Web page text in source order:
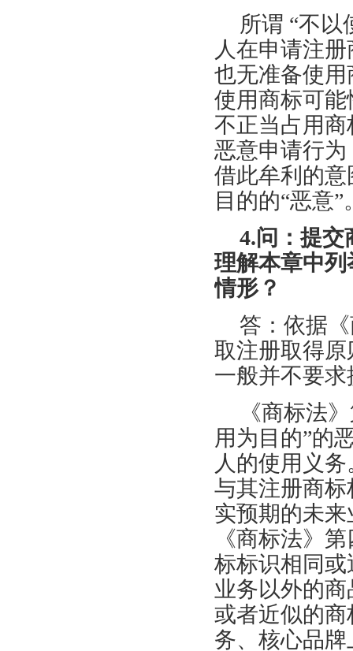
所谓 “不
人在申请注
也无准备使
使用商标可
不正当占用
恶意申请行
借此牟利的
目的的“恶意”
4.问：提交
理解本章中
情形？
答：依据
取注册取得
一般并不要
《商标法
用为目的”的
人的使用义
与其注册商标
实预期的未
《商标法》
标标识相同
业务以外的
或者近似的
务、核心品